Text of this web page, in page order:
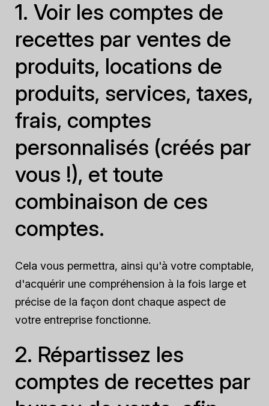
1. Voir les comptes de
recettes par ventes de
produits, locations de
produits, services, taxes,
frais, comptes
personnalisés (créés par
vous !), et toute
combinaison de ces
comptes.
Cela vous permettra, ainsi qu'à votre comptable,
d'acquérir une compréhension à la fois large et
précise de la façon dont chaque aspect de
votre entreprise fonctionne.
2. Répartissez les
comptes de recettes par